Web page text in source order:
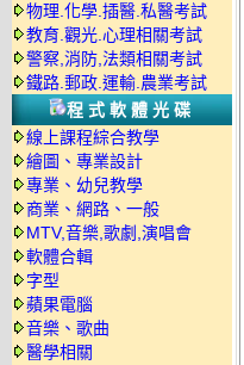
物理.化學.插醫.私醫考試
教育.觀光.心理相關考試
警察,消防,法類相關考試
鐵路.郵政.運輸.農業考試
程式軟體光碟
線上課程綜合教學
繪圖、專業設計
專業、幼兒教學
商業、網路、一般
MTV,音樂,歌劇,演唱會
軟體合輯
字型
蘋果電腦
音樂、歌曲
醫學相關